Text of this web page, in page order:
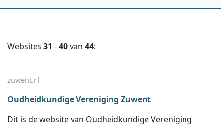
Websites 31 -40van 44:
zuwent.nl
Oudheidkundige Vereniging Zuwent
Dit is de website van Oudheidkundige Vereniging